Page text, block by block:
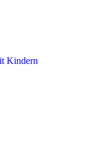
Kindern